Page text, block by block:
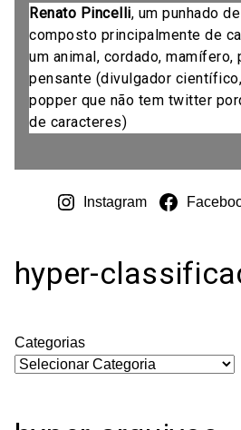
Renato Pincelli, um punhado
composto principalmente de
um animal, cordado, mamífero,
pensante (divulgador
popper que não tem twitter
de caracteres)
Instagram
hyper-
Categorias